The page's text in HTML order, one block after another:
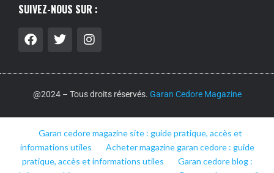
SUIVEZ-NOUS SUR :
@2024 – Tous droits réservés. Garan Cedore Magazine
Garan cedore magazine site : guide pratique, accès et
informations utiles
Acheter magazine garan cedore : guide
pratique, accès et informations utiles
Garan cedore blog :